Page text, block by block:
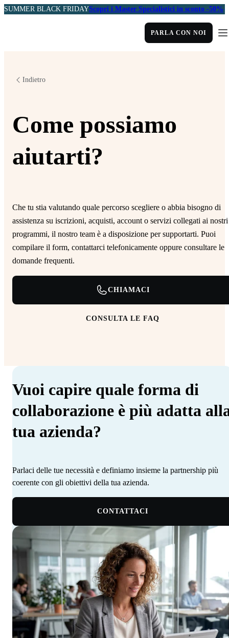
SUMMER BLACK FRIDAYScopri i Master Specialistici in sconto -50%
PARLA CON NOI
Indietro
Come possiamo
aiutarti?
Che tu stia valutando quale percorso scegliere o abbia bisogno di
assistenza su iscrizioni, acquisti, account o servizi collegati ai nostri
programmi, il nostro team è a disposizione per supportarti. Puoi
compilare il form, contattarci telefonicamente oppure consultare le
domande frequenti.
CHIAMACI
CONSULTA LE FAQ
Vuoi capire quale forma di
collaborazione è più adatta
tua azienda?
Parlaci delle tue necessità e definiamo insieme la partnership più
coerente con gli obiettivi della tua azienda. ‍ ‍‍ ‍​​​​‌ ‍ ​‍​‍‌‍ ‌ ​‍‌‍‍‌‌‍‌ ‌‍‍‌‌‍ ‍​‍​‍​ ‍‍​‍​‍‌‍‌​‌‍​‌‌ ‌​‌‍ ‌‍​ ‌‍ ‌‌ ​ ​‍ ‍‌‍​ ‌‍ ‌‍ ‌​‍​‍​‍ ​​‍​‍‌‍‍​‌ ​‍‌‍‌‌‌‍‌‍​‍​‍​ ‍‍​‍​‍‌‍‍​‌ ‌​‌ ‌​‌ ​​‌ ​ ​ ‍‍​‍ ​‍ ‌‍​ ‌‍ ‌‌ ​ ​‍ ‍‌‍‍‌‌‍ ‍‌ ‌​‌‍‌‌‌ ​‍‌‍ ‍‌‍​‌‌‍ ​​‍ ‍​ ​‍​ ‌​‌‍ ‌ ​‍‌‍‌‌‌‍​‍‌ ​ ​‍ ‍‌‍​ ‌‍ ‌‍ ‌​‍ ‌‍‌‌‌‍‌​‌‍‍‌‌ ‌​‌‍ ‌ ​‍​‍ ‌‍‍‌‌ ‌​‌‍‌‌‌‍ ‌‌‌ ‌ ‌​‌ ‍‌‌ ​​‌‍‌‌‌ ​ ​‍ ‌​​‍‌‍ ‍​ ​​​ ‌​‌‌‍​‌​ ​‌‌‍‍‌‌‍​‌‌​‌​ ‌‍‌‌​ ‌ ​ ‌ ‍‍‌ ‌‍‌‌​‌‌​ ‌‌‍‌‌​‌‍‌ ​‍‌‍ ‍‌​​‍‌ ‌ ​‍ ‌‍‍‌‌ ‌​‌‍‌‌‌‍ ‌‌ ​ ​‍ ‌​‍‍‌​ ‍‌ ‌ ‌‍‌‌‌​​‌​ ‌ ‌​‌​‌​​‌‌‌​ ​ ‌‌‌ ‌‌‌‍‍‍​ ​‍‌​‌ ‌‍ ‍‌ ​‍‌ ​‍‌ ‍‌‌‍​‌‌ ‌‍‌​ ‌‌‍‌ ​‍ ‌‍‌‌‌‍‌​‌‍‍‌‌ ‌​​‍​ ‌‍‌‍‌‍‍‌‌‍‌‌‌‍ ​‌‍‌​‌‌​​‌‍​‌‌ ‌​‌‍‍​​ ‌‌ ​ ‌ ‌‌‌‍​‍‌ ‌​‌‍‍‌‌ ‌​‌‍ ​‌‍‌‌​‍ ‍‌‍‍‌‌ ‌​​‍​‍‌
CONTATTACI